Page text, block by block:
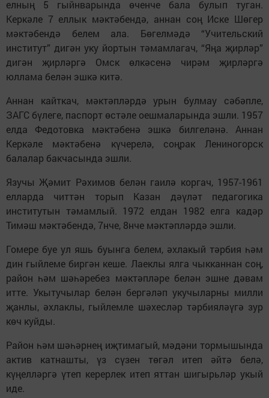
елның 5 гыйнварында өченче бала булып туган.
Керкәле 7 еллык мәктәбендә, аннан соң Иске Шөгер
мәктәбендә белем ала. Бөгелмәдә “Учительский
институт” дигән уку йортын тәмамлагач, “Яңа җирләр”
дигән җирләргә Омск өлкәсенә чирәм җирләргә
юллама белән эшкә китә.
Аннан кайткач, мәктәпләрдә урын булмау сәбәпле,
ЗАГС бүлеге, паспорт өстәле оешмаларында эшли. 1957
елда Федотовка мәктәбенә эшкә билгеләнә. Аннан
Керкәле мәктәбенә күчерелә, соңрак Лениногорск
балалар бакчасында эшли.
Язучы Җәмит Рәхимов белән гаилә коргач, 1957-1961
елларда читтән торып Казан дәүләт педагогика
институтын тәмамлый. 1972 елдан 1982 елга кадәр
Тимәш мәктәбендә, 7нче, 8нче мәктәпләрдә эшли.
Гомере буе ул яшь буынга белем, әхлакый тәрбия һәм
дин гыйлеме биргән кеше. Лаеклы ялга чыкканнан соң,
район һәм шәһәребез мәктәпләре белән эшне дәвам
итте. Укытучылар белән бергәләп укучыларны милли
җанлы, әхлаклы, гыйлемле шәхесләр тәрбияләүгә зур
көч куйды.
Район һәм шәһәрнең иҗтимагый, мәдәни тормышында
актив катнашты, үз сүзен төгәл итеп әйтә белә,
күңелләргә үтеп керерлек итеп яттан шигырьләр укый
иде.